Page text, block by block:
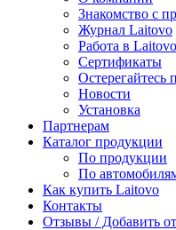
Знакомство с
Журнал Laitovo
Работа в Laitovo
Сертификаты
Остерегайтесь
Новости
Установка
Партнерам
Каталог продукции
По продукции
По
Как купить Laitovo
Контакты
Отзывы / Добавить